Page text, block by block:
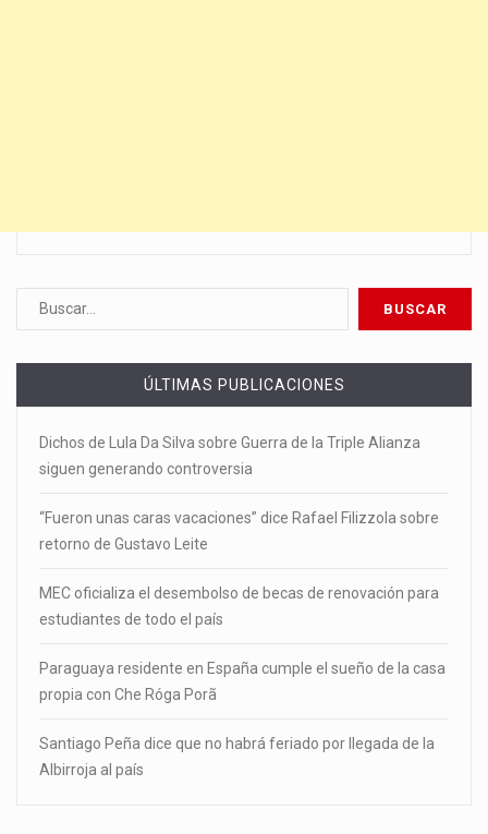
ÚLTIMAS PUBLICACIONES
Dichos de Lula Da Silva sobre Guerra de la Triple Alianza
siguen generando controversia
“Fueron unas caras vacaciones” dice Rafael Filizzola sobre
retorno de Gustavo Leite
MEC oficializa el desembolso de becas de renovación para
estudiantes de todo el país
Paraguaya residente en España cumple el sueño de la casa
propia con Che Róga Porã
Santiago Peña dice que no habrá feriado por llegada de la
Albirroja al país